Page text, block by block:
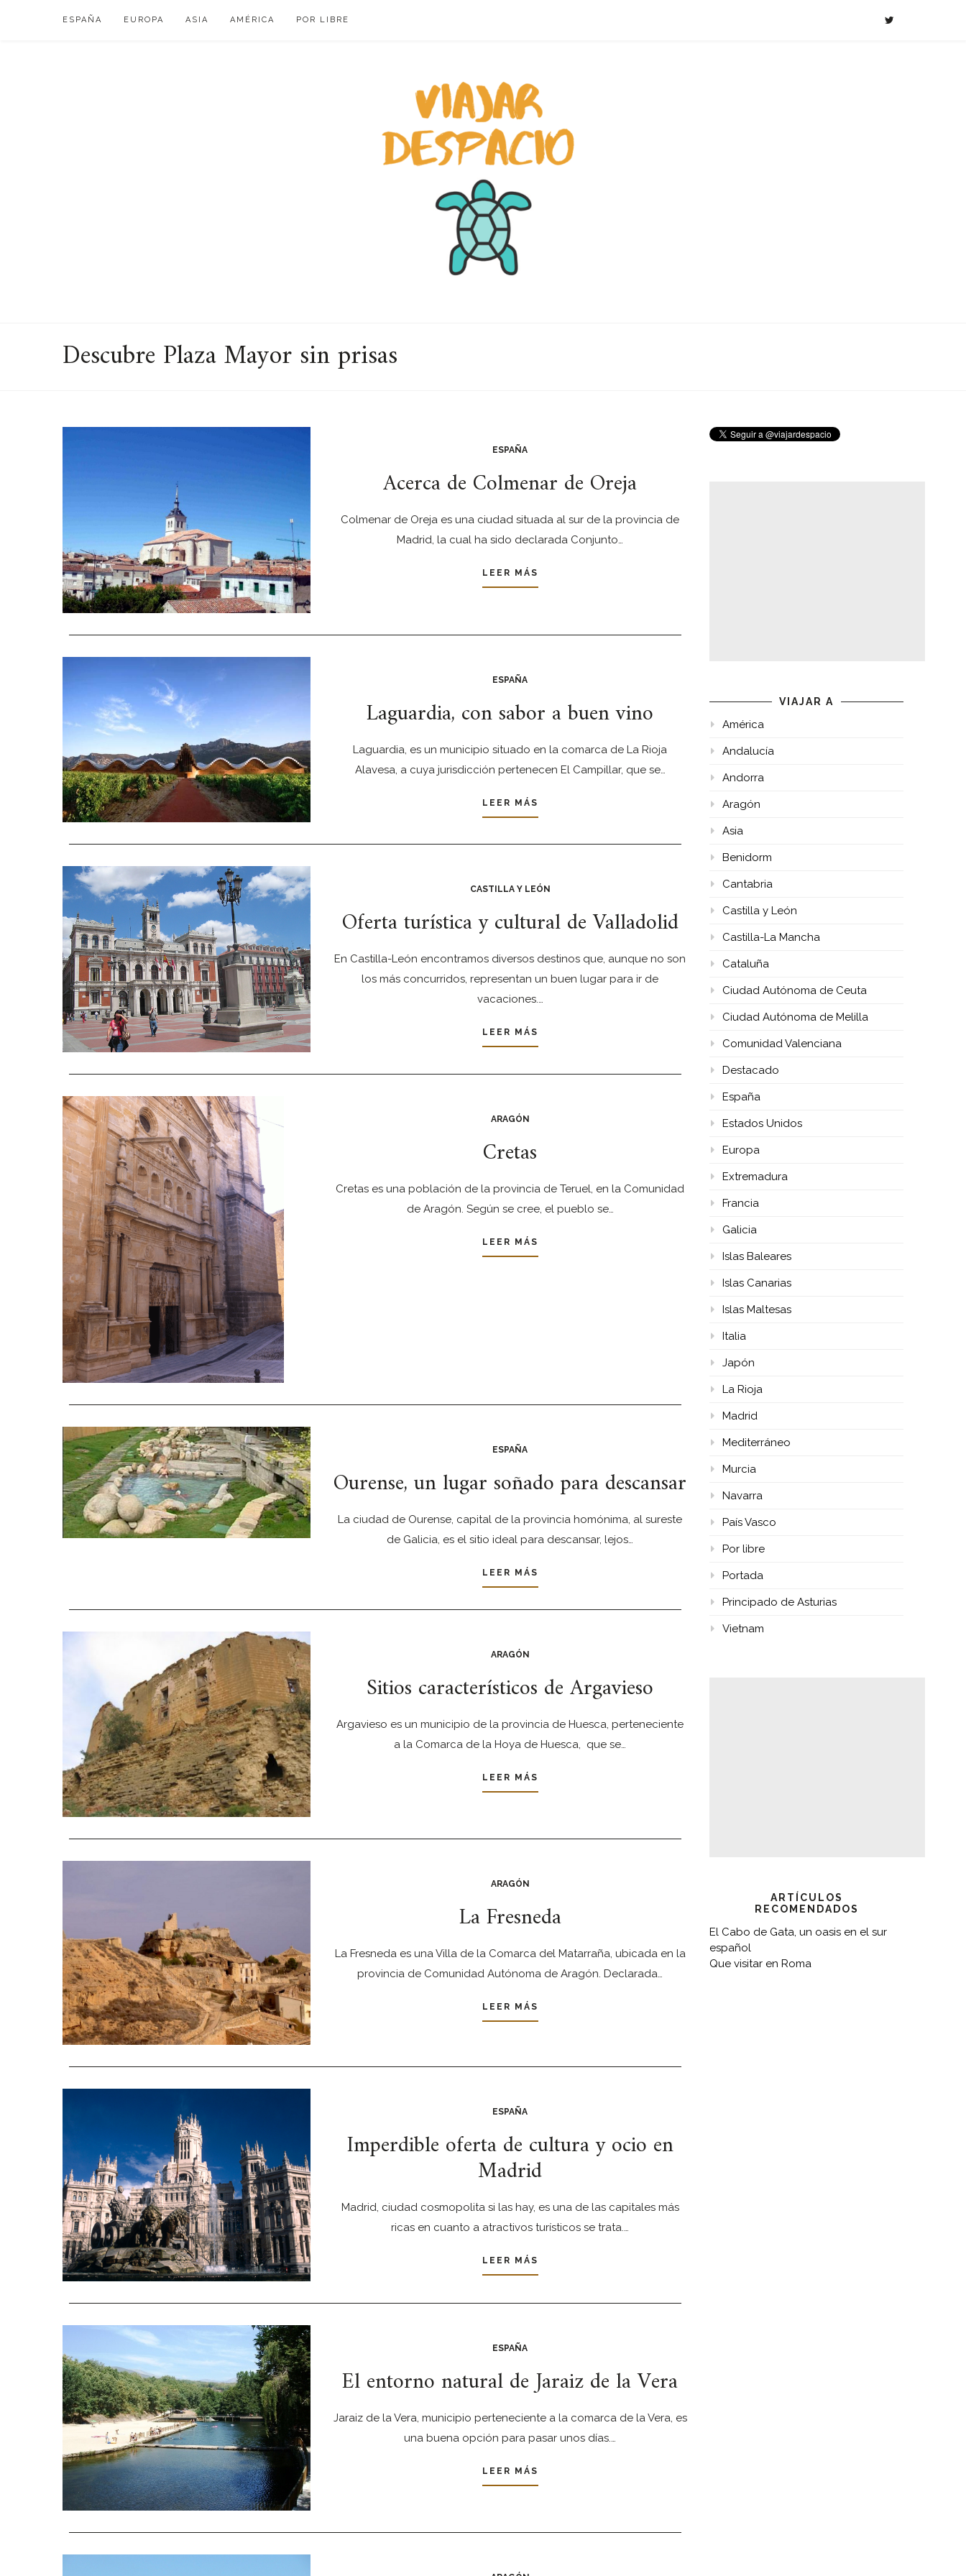
ESPAÑA EUROPA ASIA AMÉRICA POR LIBRE
Descubre Plaza Mayor sin prisas
ESPAÑA
Acerca de Colmenar de Oreja
Colmenar de Oreja es una ciudad situada al sur de la provincia de
Madrid, la cual ha sido declarada Conjunto…
LEER MÁS
ESPAÑA
Laguardia, con sabor a buen vino
Laguardia, es un municipio situado en la comarca de La Rioja
Alavesa, a cuya jurisdicción pertenecen El Campillar, que se…
LEER MÁS
CASTILLA Y LEÓN
Oferta turística y cultural de Valladolid
En Castilla-León encontramos diversos destinos que, aunque no son
los más concurridos, representan un buen lugar para ir de
vacaciones.…
LEER MÁS
ARAGÓN
Cretas
Cretas es una población de la provincia de Teruel, en la Comunidad
de Aragón. Según se cree, el pueblo se…
LEER MÁS
ESPAÑA
Ourense, un lugar soñado para descansar
La ciudad de Ourense, capital de la provincia homónima, al sureste
de Galicia, es el sitio ideal para descansar, lejos…
LEER MÁS
ARAGÓN
Sitios característicos de Argavieso
Argavieso es un municipio de la provincia de Huesca, perteneciente
a la Comarca de la Hoya de Huesca, que se…
LEER MÁS
ARAGÓN
La Fresneda
La Fresneda es una Villa de la Comarca del Matarraña, ubicada en la
provincia de Comunidad Autónoma de Aragón. Declarada…
LEER MÁS
ESPAÑA
Imperdible oferta de cultura y ocio en
Madrid
Madrid, ciudad cosmopolita si las hay, es una de las capitales más
ricas en cuanto a atractivos turísticos se trata.…
LEER MÁS
ESPAÑA
El entorno natural de Jaraiz de la Vera
Jaraiz de la Vera, municipio perteneciente a la comarca de la Vera, es
una buena opción para pasar unos días.…
LEER MÁS
VIAJAR A
América
Andalucía
Andorra
Aragón
Asia
Benidorm
Cantabria
Castilla y León
Castilla-La Mancha
Cataluña
Ciudad Autónoma de Ceuta
Ciudad Autónoma de Melilla
Comunidad Valenciana
Destacado
España
Estados Unidos
Europa
Extremadura
Francia
Galicia
Islas Baleares
Islas Canarias
Islas Maltesas
Italia
Japón
La Rioja
Madrid
Mediterráneo
Murcia
Navarra
País Vasco
Por libre
Portada
Principado de Asturias
Vietnam
ARTÍCULOS
RECOMENDADOS
El Cabo de Gata, un oasis en el sur
español
Que visitar en Roma